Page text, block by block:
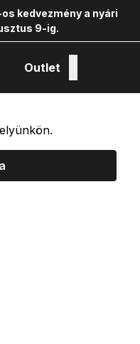
kedvezmény a nyári
9-ig.
Outlet